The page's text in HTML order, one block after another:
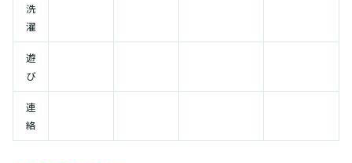
洗
濯
遊
び
連
絡